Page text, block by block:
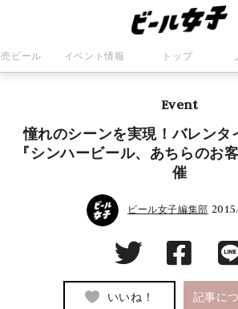
ビール イベント情報 トップ
Event
憧れのシーンを実現！バレンタ
『シンハービール、あちらのお
催
ビール女子編集部
いいね！ 記事に